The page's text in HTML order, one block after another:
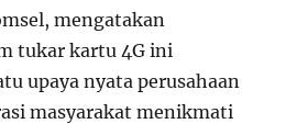
mengatakan
tukar kartu 4G ini
upaya nyata perusahaan
masyarakat menikmati